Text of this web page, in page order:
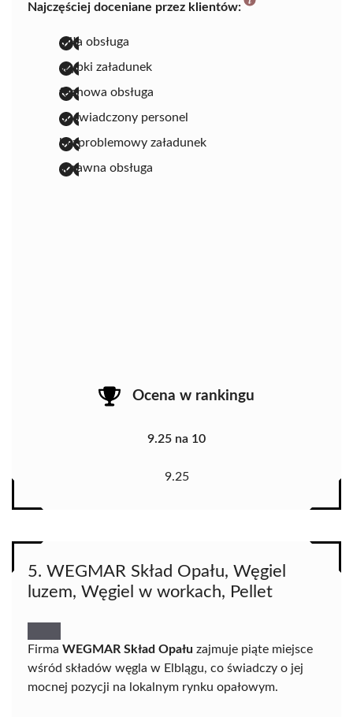
Najczęściej doceniane przez klientów:
miła obsługa
szybki załadunek
fachowa obsługa
doświadczony personel
bezproblemowy załadunek
sprawna obsługa
Ocena w rankingu
9.25 na 10
9.25
5. WEGMAR Skład Opału, Węgiel
luzem, Węgiel w workach, Pellet
Firma WEGMAR Skład Opału zajmuje piąte miejsce
wśród składów węgla w Elblągu, co świadczy o jej
mocnej pozycji na lokalnym rynku opałowym.